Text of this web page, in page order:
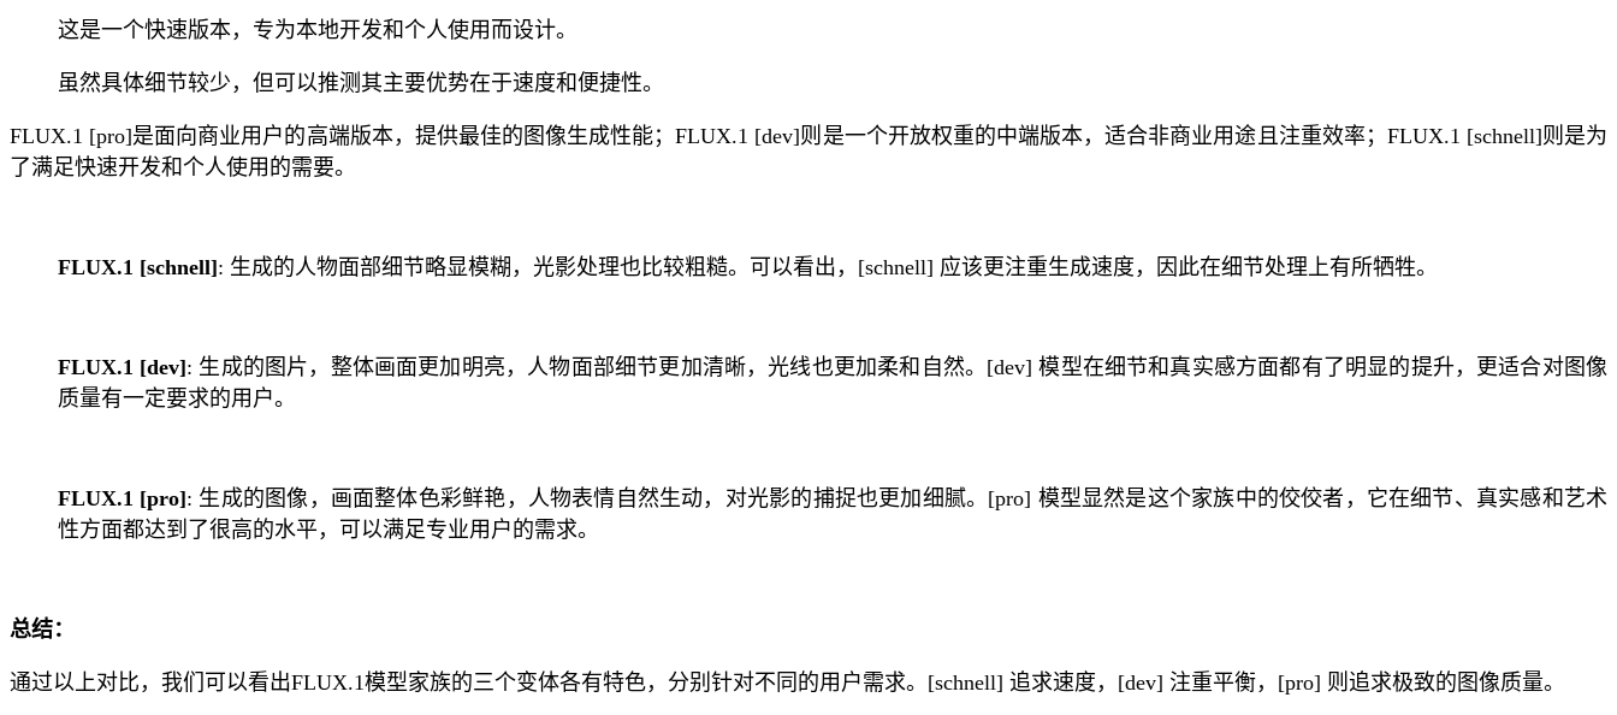
这是一个快速版本，专为本地开发和个人使用而设计。
虽然具体细节较少，但可以推测其主要优势在于速度和便捷性。
FLUX.1 [pro]是面向商业用户的高端版本，提供最佳的图像生成性能；FLUX.1 [dev]则是一个开放权重的中端版本，适合非商业用途且注重效率；FLUX.1 [schnell]则是为
了满足快速开发和个人使用的需要。
FLUX.1 [schnell]: 生成的人物面部细节略显模糊，光影处理也比较粗糙。可以看出，[schnell] 应该更注重生成速度，因此在细节处理上有所牺牲。
FLUX.1 [dev]: 生成的图片，整体画面更加明亮，人物面部细节更加清晰，光线也更加柔和自然。[dev] 模型在细节和真实感方面都有了明显的提升，更适合对图像
质量有一定要求的用户。
FLUX.1 [pro]: 生成的图像，画面整体色彩鲜艳，人物表情自然生动，对光影的捕捉也更加细腻。[pro] 模型显然是这个家族中的佼佼者，它在细节、真实感和艺术
性方面都达到了很高的水平，可以满足专业用户的需求。
总结：
通过以上对比，我们可以看出FLUX.1模型家族的三个变体各有特色，分别针对不同的用户需求。[schnell] 追求速度，[dev] 注重平衡，[pro] 则追求极致的图像质量。